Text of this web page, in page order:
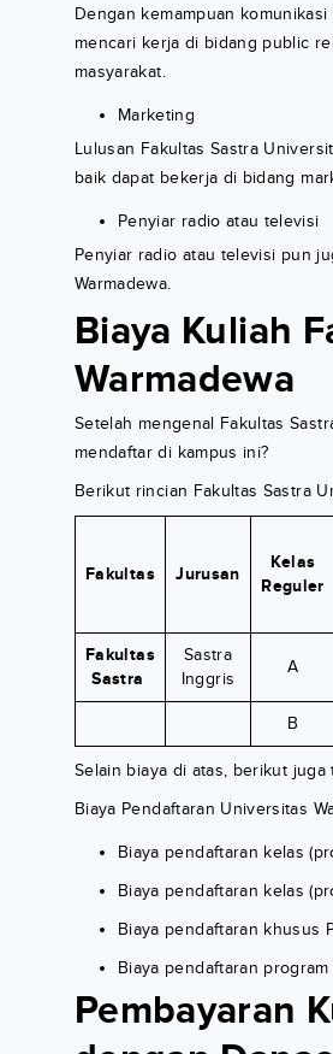
Dengan kemampuan
mencari kerja di bidang public
masyarakat.
Marketing
Lulusan Fakultas Sastra
baik dapat bekerja di bidang
Penyiar radio atau televisi
Penyiar radio atau televisi pun
Warmadewa.
Biaya Kuliah
Warmadewa
Setelah mengenal Fakultas
mendaftar di kampus ini?
Berikut rincian Fakultas Sastra
Fakultas Jurusan
Kelas
Reguler
Fakultas
Sastra
Sastra
Inggris
A
B
Selain biaya di atas, berikut
Biaya Pendaftaran Universitas
Biaya pendaftaran kelas
Biaya pendaftaran kelas
Biaya pendaftaran khusus
Biaya pendaftaran program
Pembayaran